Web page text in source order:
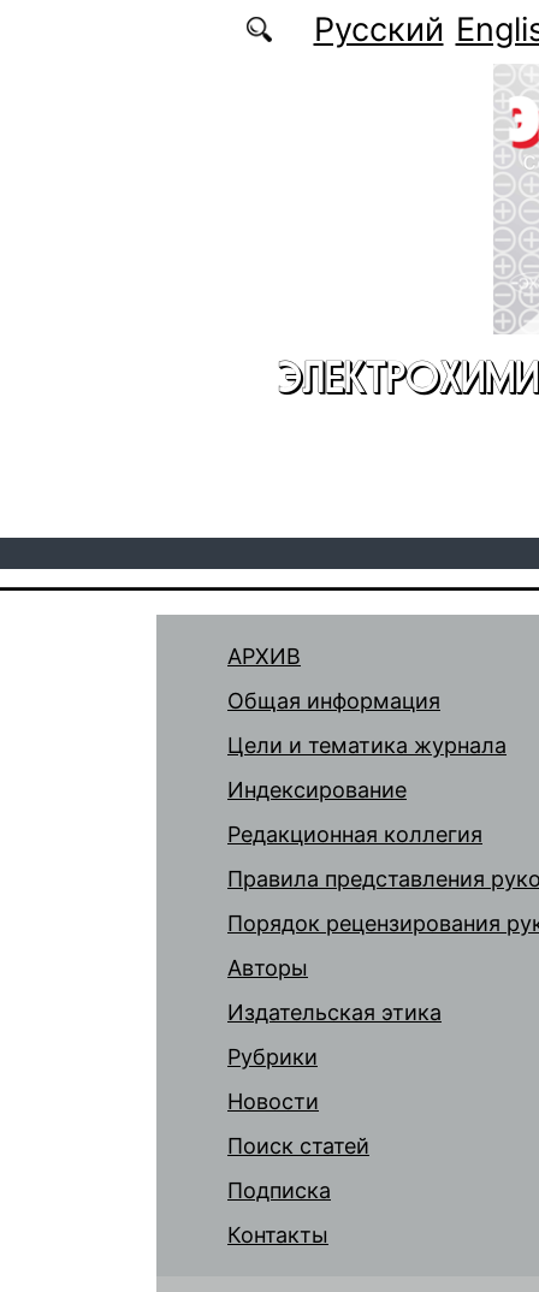
Перейти к основному содержаниюРусский
АРХИВ
Общая информация
Цели и тематика журнала
Индексирование
Редакционная коллегия
Правила представления
Порядок рецензирования
Авторы
Издательская этика
Рубрики
Новости
Поиск статей
Подписка
Контакты